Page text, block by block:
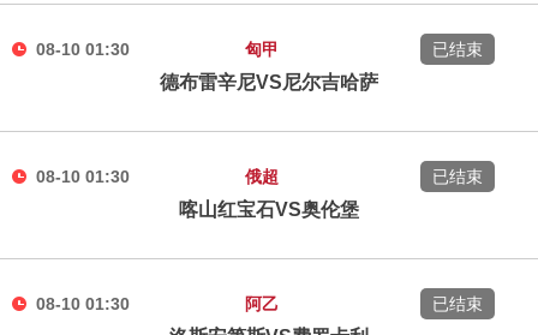
08-10 01:30 匈甲
德布雷辛尼VS尼尔吉哈萨
已结束
08-10 01:30 俄超
喀山红宝石VS奥伦堡
已结束
08-10 01:30 阿乙 已结束